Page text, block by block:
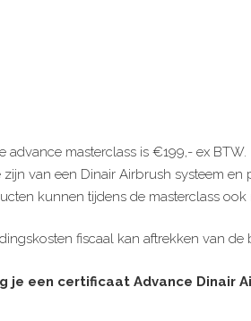
advance masterclass is €199,- ex BTW.
van een Dinair Airbrush systeem en
kunnen tijdens de masterclass ook
fiscaal kan aftrekken van de
je een certificaat Advance Dinair